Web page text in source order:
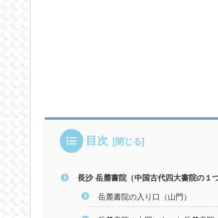
目次
長沙 岳麓書院（中国古代四大書院の１
岳麓書院の入り口（山門）